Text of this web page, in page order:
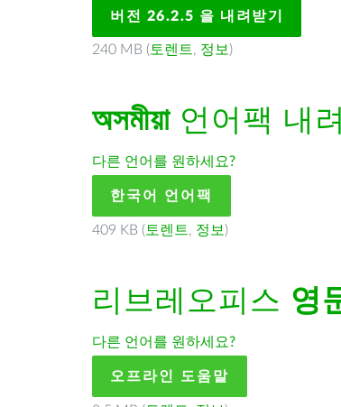
버전 26.2.5 을 내려받기
240 MB ( 토렌트, 정보 )
অসমীয়া 언어팩 내
다른 언어를 원하세요?
한국어 언어팩
409 KB ( 토렌트, 정보 )
리브레오피스 영
다른 언어를 원하세요?
오프라인 도움말